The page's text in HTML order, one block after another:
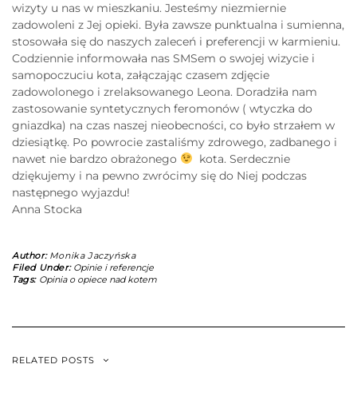
wizyty u nas w mieszkaniu. Jesteśmy niezmiernie
zadowoleni z Jej opieki. Była zawsze punktualna i sumienna,
stosowała się do naszych zaleceń i preferencji w karmieniu.
Codziennie informowała nas SMSem o swojej wizycie i
samopoczuciu kota, załączając czasem zdjęcie
zadowolonego i zrelaksowanego Leona. Doradziła nam
zastosowanie syntetycznych feromonów ( wtyczka do
gniazdka) na czas naszej nieobecności, co było strzałem w
dziesiątkę. Po powrocie zastaliśmy zdrowego, zadbanego i
nawet nie bardzo obrażonego
kota. Serdecznie
dziękujemy i na pewno zwrócimy się do Niej podczas
następnego wyjazdu!
Anna Stocka
Author: Monika Jaczyńska
Filed Under: Opinie i referencje
Tags: Opinia o opiece nad kotem
RELATED POSTS